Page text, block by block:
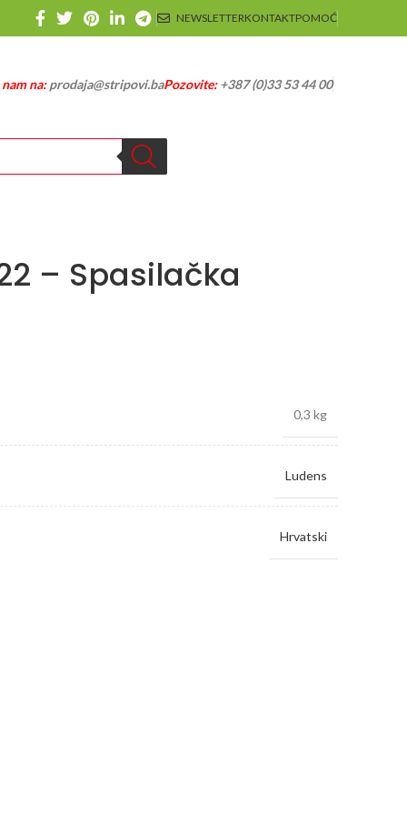
NEWSLETTERKONTAKTPOMOĆ
na:prodaja@stripovi.baPozovite:+387 (0)33 53 44 00
– Spasilačka
0,3 kg
Ludens
Hrvatski